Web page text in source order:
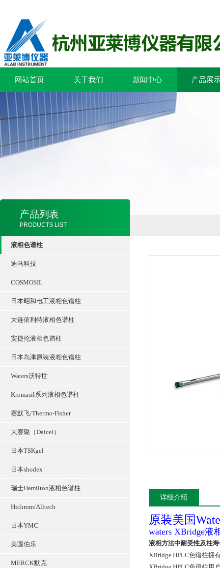
网站首页 关于我们 新闻中心 产品展
产品列表
PRODUCTS LIST
液相色谱柱
迪马科技
COSMOSIL
日本昭和电工液相色谱柱
大连依利特液相色谱柱
安捷伦液相色谱柱
日本岛津原装液相色谱柱
Waters沃特世
Kromasil系列液相色谱柱
赛默飞/Thermo-Fisher
大赛璐（Daicel）
日本TSKgel
日本shodex
瑞士Hamilton液相色谱柱
Hichrom/Alltech
日本YMC
美国伯乐
MERCK默克
详细介绍
原装美国
waters XBridge液
液相方法中耐受性及柱
XBridge HPLC色谱柱拥